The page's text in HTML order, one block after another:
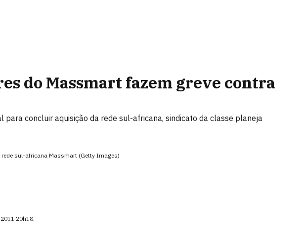
do Massmart fazem greve contra
para concluir aquisição da rede sul-africana, sindicato da classe planeja
sul-africana Massmart (Getty Images)
20h18.